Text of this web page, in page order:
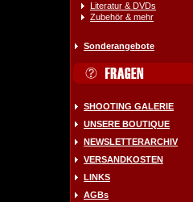
Literatur & DVDs
Zubehör & mehr
Sonderangebote
SHOOTING GALERIE
UNSERE BOUTIQUE
NEWSLETTERARCHIV
VERSANDKOSTEN
LINKS
AGBs